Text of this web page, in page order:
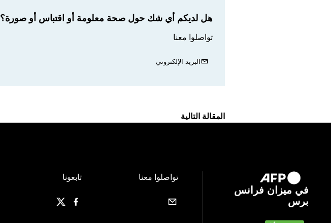
هل لديكم أي شك حول صحة معلومة أو اقتباس أو صورة؟
تواصلوا معنا
البريد الإلكتروني
المقالة التالية
في ميزان فرانس
برس
تواصلوا معنا تابعونا